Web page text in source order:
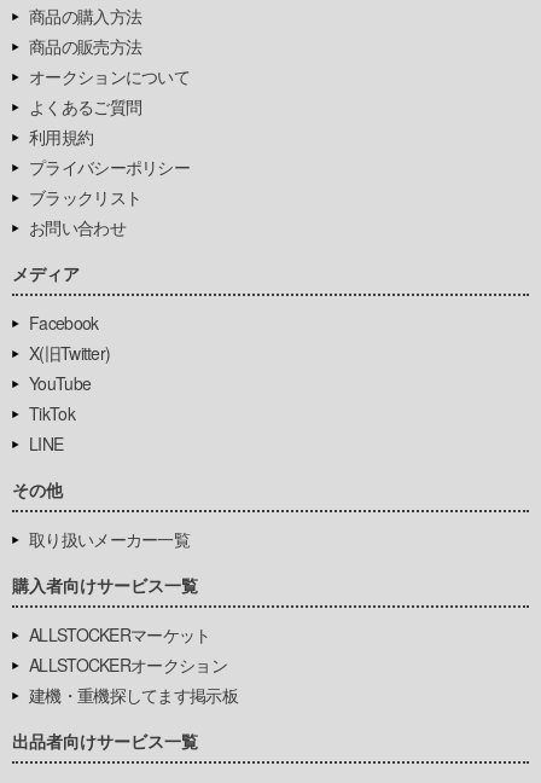
商品の購入方法
商品の販売方法
オークションについて
よくあるご質問
利用規約
プライバシーポリシー
ブラックリスト
お問い合わせ
メディア
Facebook
X(旧Twitter)
YouTube
TikTok
LINE
その他
取り扱いメーカー一覧
購入者向けサービス一覧
ALLSTOCKERマーケット
ALLSTOCKERオークション
建機・重機探してます掲示板
出品者向けサービス一覧